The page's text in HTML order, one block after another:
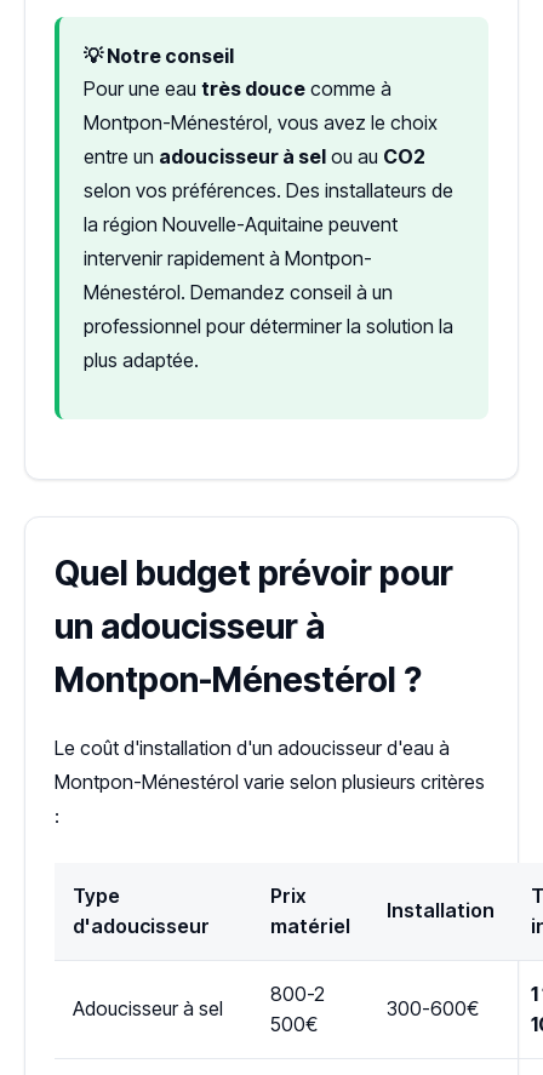
💡 Notre conseil
Pour une eau très douce comme à
Montpon-Ménestérol, vous avez le choix
entre un adoucisseur à sel ou au CO2
selon vos préférences. Des installateurs de
la région Nouvelle-Aquitaine peuvent
intervenir rapidement à Montpon-
Ménestérol. Demandez conseil à un
professionnel pour déterminer la solution la
plus adaptée.
Quel budget prévoir pour
un adoucisseur à
Montpon-Ménestérol ?
Le coût d'installation d'un adoucisseur d'eau à
Montpon-Ménestérol varie selon plusieurs critères
:
Type
d'adoucisseur
Prix
matériel
Installation
Adoucisseur à sel
800-2
500€
300-600€